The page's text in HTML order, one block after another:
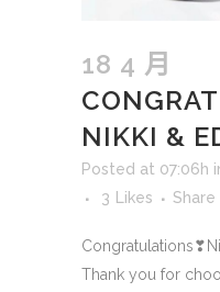
18 4 月
NIKKI &
Posted at 07:06h
3
Likes Share
Congratulations❣
Thank you for